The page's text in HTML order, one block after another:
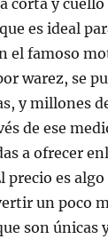
corta y
es ideal
el famoso
warez, se
y millones
de ese
a ofrecer
precio es
un poco
son únicas